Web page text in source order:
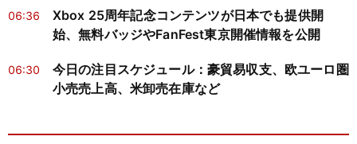
06:36
Xbox 25周年記念コンテンツが日本でも提供開
始、無料バッジやFanFest東京開催情報を公開
06:30
今日の注目スケジュール：豪貿易収支、欧ユーロ圏
小売売上高、米卸売在庫など